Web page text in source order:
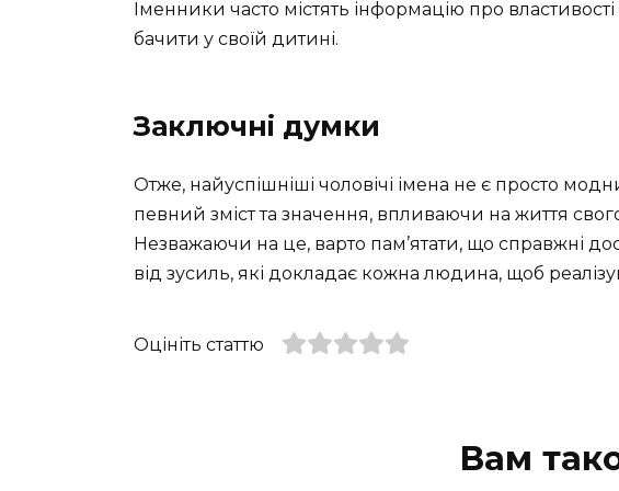
Іменники часто містять інформацію про властивості
бачити у своїй дитині.
Заключні думки
Отже, найуспішніші чоловічі імена не є просто
певний зміст та значення, впливаючи на життя
Незважаючи на це, варто пам’ятати, що справжні
від зусиль, які докладає кожна людина, щоб
Оцініть статтю
Вам